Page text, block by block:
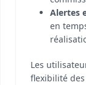
Alertes
en
Les
flexibilité